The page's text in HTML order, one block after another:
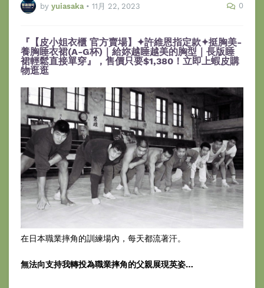
by yuiasaka • 11月 22, 2023 0
『【皮小姐衣櫃 官方賣場】✦許維恩指定款✦挺胸美-
養胸睡衣裙(A-G杯)｜給妳越睡越美的胸型｜長版睡
裙輕鬆直接單穿』，售價只要$1,380！立即上蝦皮購
物逛逛
在日本職業摔角的訓練場內，每天都流著汗。
無法向支持我轉投為職業摔角的父親展現英姿…